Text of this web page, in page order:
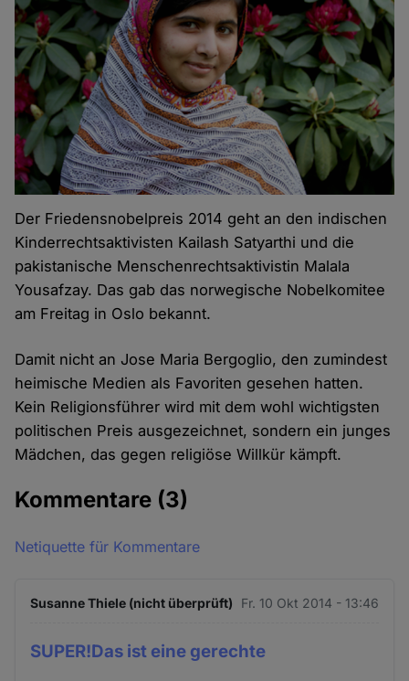
Der Friedensnobelpreis 2014 geht an den indischen
Kinderrechtsaktivisten Kailash Satyarthi und die
pakistanische Menschenrechtsaktivistin Malala
Yousafzay. Das gab das norwegische Nobelkomitee
am Freitag in Oslo bekannt.
Damit nicht an Jose Maria Bergoglio, den zumindest
heimische Medien als Favoriten gesehen hatten.
Kein Religionsführer wird mit dem wohl wichtigsten
politischen Preis ausgezeichnet, sondern ein junges
Mädchen, das gegen religiöse Willkür kämpft.
Kommentare (3)
Netiquette für Kommentare
Susanne Thiele (nicht überprüft) Fr. 10 Okt 2014 - 13:46
SUPER!Das ist eine gerechte